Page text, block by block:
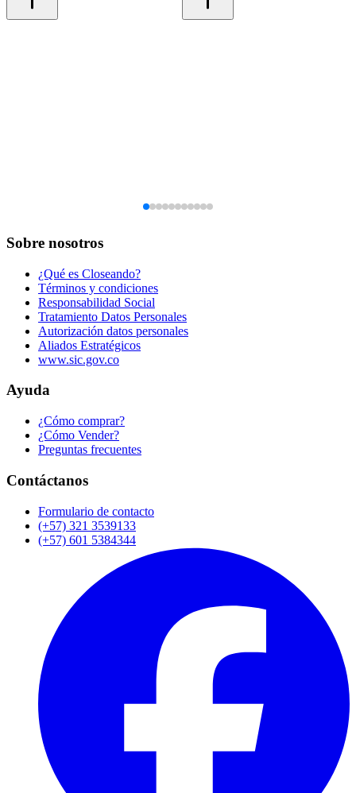
Sobre nosotros
¿Qué es Closeando?
Términos y condiciones
Responsabilidad Social
Tratamiento Datos Personales
Autorización datos personales
Aliados Estratégicos
www.sic.gov.co
Ayuda
¿Cómo comprar?
¿Cómo Vender?
Preguntas frecuentes
Contáctanos
Formulario de contacto
(+57) 321 3539133
(+57) 601 5384344